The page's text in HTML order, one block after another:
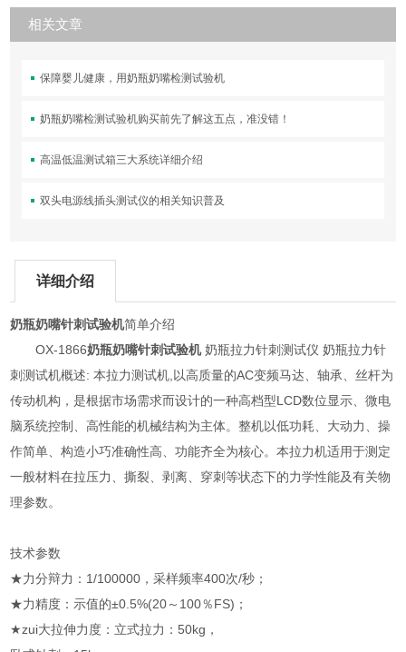
相关文章
保障婴儿健康，用奶瓶奶嘴检测试验机
奶瓶奶嘴检测试验机购买前先了解这五点，准没错！
高温低温测试箱三大系统详细介绍
双头电源线插头测试仪的相关知识普及
详细介绍
奶瓶奶嘴针刺试验机简单介绍
OX-1866奶瓶奶嘴针刺试验机奶瓶拉力针刺测试仪 奶瓶拉力针
刺测试机概述: 本拉力测试机,以高质量的AC变频马达、轴承、丝杆为
传动机构，是根据市场需求而设计的一种高档型LCD数位显示、微电
脑系统控制、高性能的机械结构为主体。整机以低功耗、大动力、操
作简单、构造小巧准确性高、功能齐全为核心。本拉力机适用于测定
一般材料在拉压力、撕裂、剥离、穿刺等状态下的力学性能及有关物
理参数。
技术参数
★力分辩力：1/100000，采样频率400次/秒；
★力精度：示值的±0.5%(20～100％FS)；
★zui大拉伸力度：立式拉力：50kg，